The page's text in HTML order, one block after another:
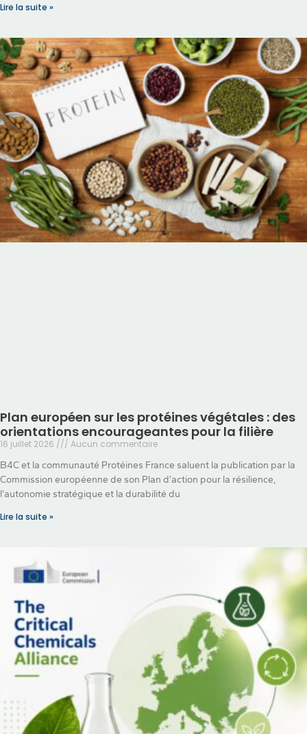
Lire la suite »
Plan européen sur les protéines végétales : des
orientations encourageantes pour la filière
16 juillet 2026
Aucun commentaire
B4C et la communauté Protéines France saluent la publication par la
Commission européenne de son Plan d’action pour la résilience,
l’autonomie stratégique et la durabilité du
Lire la suite »